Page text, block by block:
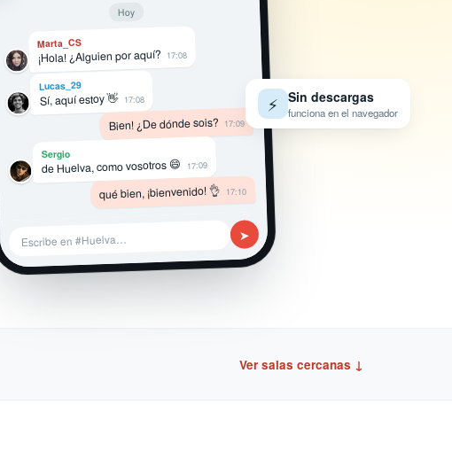
Hoy
Marta_CS
¡Hola! ¿Alguien por aquí? 17:08
Lucas_29
Sí, aquí estoy 👋 17:08
Bien! ¿De dónde sois? 17:09
Sergio
de Huelva, como vosotros 😄 17:09
qué bien, ¡bienvenido! 👌 17:10
Escribe en #Huelva… ➤
⚡ Sin descargas
funciona en el navegador
Ver salas cercanas ↓